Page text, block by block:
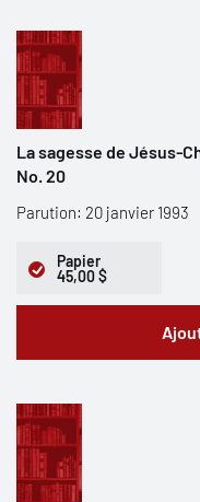
La sagesse de Jésus-
No. 20
Parution: 20 janvier 1993
Papier
45,00 $